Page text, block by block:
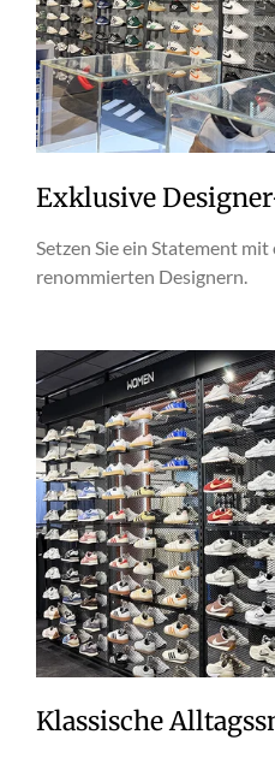
Exklusive
Setzen Sie ein Statement
renommierten Designern.
Klassische